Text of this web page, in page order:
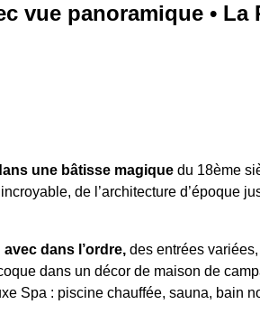
vue panoramique • La
une bâtisse magique du 18ème
de l’architecture d’époque
dans l’ordre,
dans un décor de maison de
Spa : piscine chauffée, sauna, bain